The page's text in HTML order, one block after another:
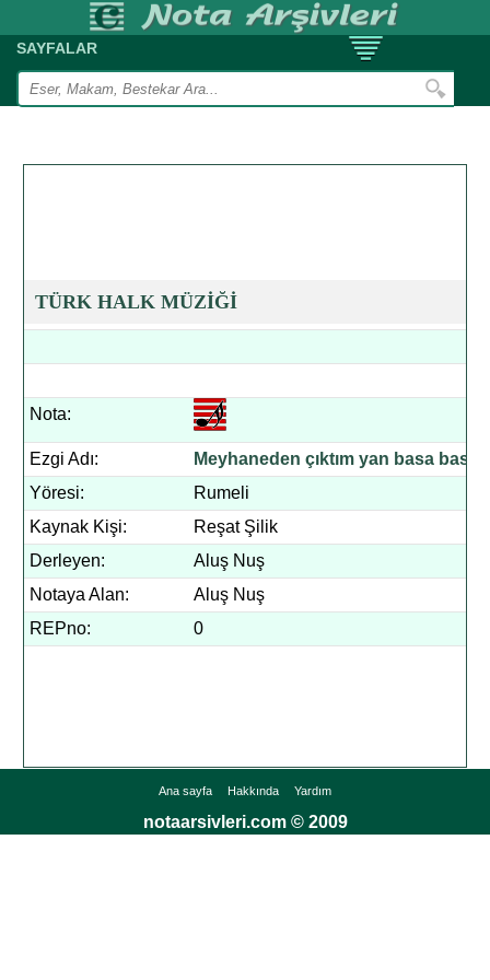
SAYFALAR
TÜRK HALK MÜZİĞİ
Nota:
Ezgi Adı:
Meyhaneden çıktım yan basa basa
Yöresi:
Rumeli
Kaynak Kişi:
Reşat Şilik
Derleyen:
Aluş Nuş
Notaya Alan:
Aluş Nuş
REPno:
0
Ana sayfa Hakkında Yardım
notaarsivleri.com © 2009